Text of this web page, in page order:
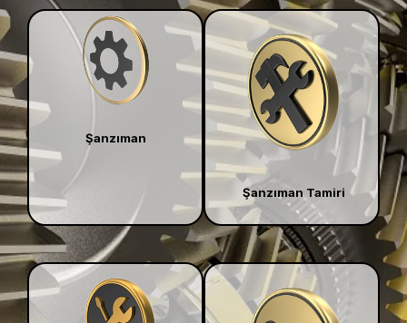
Şanzıman
Şanzıman Tamiri